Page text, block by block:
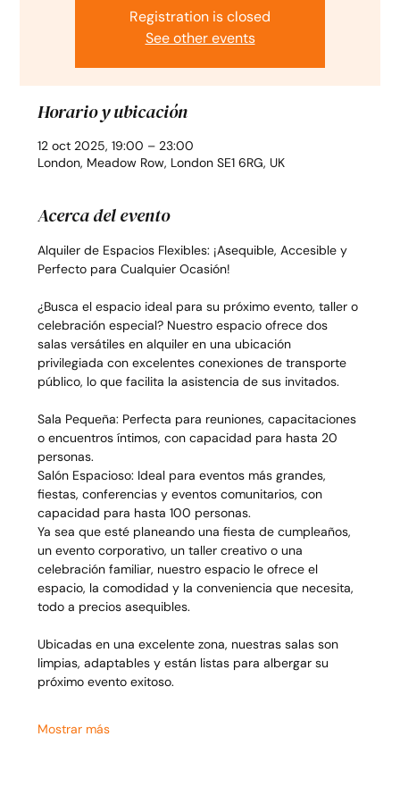
Registration is closed
See other events
Horario y ubicación
12 oct 2025, 19:00 – 23:00
London, Meadow Row, London SE1 6RG, UK
Acerca del evento
Alquiler de Espacios Flexibles: ¡Asequible, Accesible y
Perfecto para Cualquier Ocasión!
¿Busca el espacio ideal para su próximo evento, taller o
celebración especial? Nuestro espacio ofrece dos
salas versátiles en alquiler en una ubicación
privilegiada con excelentes conexiones de transporte
público, lo que facilita la asistencia de sus invitados.
Sala Pequeña: Perfecta para reuniones, capacitaciones
o encuentros íntimos, con capacidad para hasta 20
personas.
Salón Espacioso: Ideal para eventos más grandes,
fiestas, conferencias y eventos comunitarios, con
capacidad para hasta 100 personas.
Ya sea que esté planeando una fiesta de cumpleaños,
un evento corporativo, un taller creativo o una
celebración familiar, nuestro espacio le ofrece el
espacio, la comodidad y la conveniencia que necesita,
todo a precios asequibles.
Ubicadas en una excelente zona, nuestras salas son
limpias, adaptables y están listas para albergar su
próximo evento exitoso.
Mostrar más